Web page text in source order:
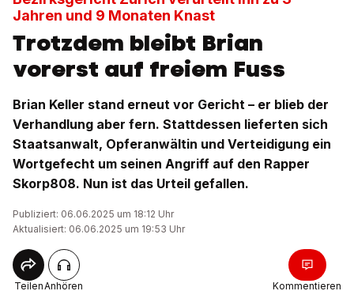
Jahren und 9 Monaten Knast
Trotzdem bleibt Brian
vorerst auf freiem Fuss
Brian Keller stand erneut vor Gericht – er blieb der
Verhandlung aber fern. Stattdessen lieferten sich
Staatsanwalt, Opferanwältin und Verteidigung ein
Wortgefecht um seinen Angriff auf den Rapper
Skorp808. Nun ist das Urteil gefallen.
Publiziert: 06.06.2025 um 18:12 Uhr
Aktualisiert: 06.06.2025 um 19:53 Uhr
TeilenAnhören Kommentieren